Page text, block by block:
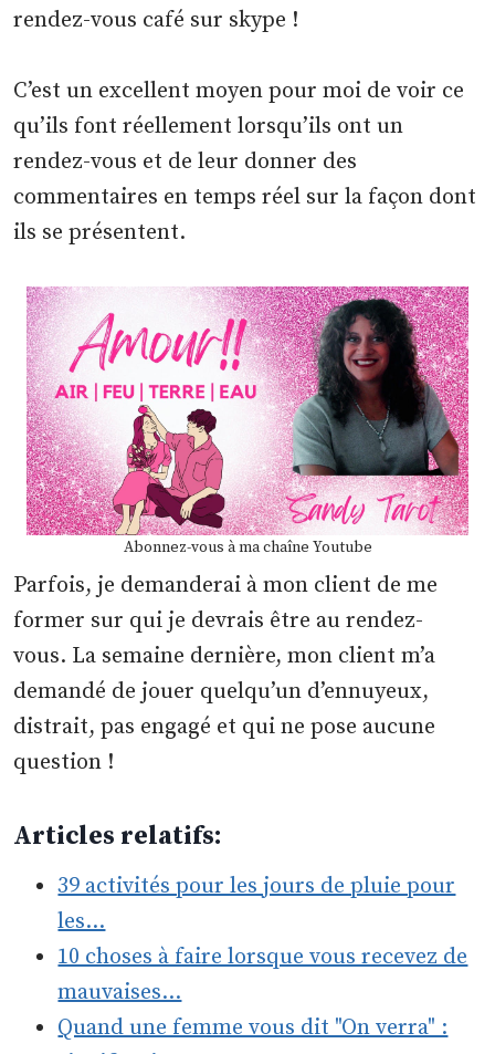
rendez-vous café sur skype !
C’est un excellent moyen pour moi de voir ce
qu’ils font réellement lorsqu’ils ont un
rendez-vous et de leur donner des
commentaires en temps réel sur la façon dont
ils se présentent.
Abonnez-vous à ma chaîne Youtube
Parfois, je demanderai à mon client de me
former sur qui je devrais être au rendez-
vous. La semaine dernière, mon client m’a
demandé de jouer quelqu’un d’ennuyeux,
distrait, pas engagé et qui ne pose aucune
question !
Articles relatifs:
39 activités pour les jours de pluie pour
les…
10 choses à faire lorsque vous recevez de
mauvaises…
Quand une femme vous dit "On verra" :